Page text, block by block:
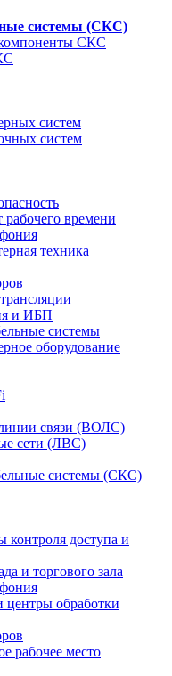
системы (СКС)
СКС
систем
систем
рабочего времени
техника
и ИБП
системы
оборудование
связи (ВОЛС)
сети (ЛВС)
системы (СКС)
контроля доступа и
и торгового зала
обработки
рабочее место